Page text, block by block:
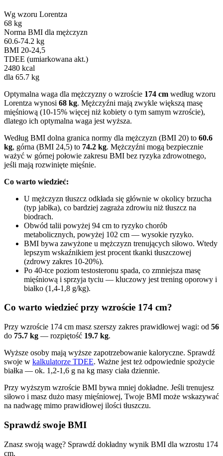
Wg wzoru Lorentza
68 kg
Norma BMI dla mężczyzn
60.6-74.2 kg
BMI 20-24,5
TDEE (umiarkowana akt.)
2480 kcal
dla 65.7 kg
Optymalna waga dla mężczyzny o wzroście 174 cm według wzoru
Lorentza wynosi 68 kg. Mężczyźni mają zwykle większą masę
mięśniową (10-15% więcej niż kobiety o tym samym wzroście),
dlatego ich optymalna waga jest wyższa.
Według BMI dolna granica normy dla mężczyzn (BMI 20) to 60.6
kg, górna (BMI 24,5) to 74.2 kg. Mężczyźni mogą bezpiecznie
ważyć w górnej połowie zakresu BMI bez ryzyka zdrowotnego,
jeśli mają rozwinięte mięśnie.
Co warto wiedzieć:
U mężczyzn tłuszcz odkłada się głównie w okolicy brzucha
(typ jabłka), co bardziej zagraża zdrowiu niż tłuszcz na
biodrach.
Obwód talii powyżej 94 cm to ryzyko chorób
metabolicznych, powyżej 102 cm — wysokie ryzyko.
BMI bywa zawyżone u mężczyzn trenujących siłowo. Wtedy
lepszym wskaźnikiem jest procent tkanki tłuszczowej
(zdrowy zakres 10-20%).
Po 40-tce poziom testosteronu spada, co zmniejsza masę
mięśniową i sprzyja tyciu — kluczowy jest trening oporowy i
białko (1,4-1,8 g/kg).
Co warto wiedzieć przy wzroście 174 cm?
Przy wzroście 174 cm masz szerszy zakres prawidłowej wagi: od 56
do 75.7 kg — rozpiętość 19.7 kg.
Wyższe osoby mają wyższe zapotrzebowanie kaloryczne. Sprawdź
swoje w kalkulatorze TDEE. Ważne jest też odpowiednie spożycie
białka — ok. 1,2-1,6 g na kg masy ciała dziennie.
Przy wyższym wzroście BMI bywa mniej dokładne. Jeśli trenujesz
siłowo i masz dużo masy mięśniowej, Twoje BMI może wskazywać
na nadwagę mimo prawidłowej ilości tłuszczu.
Sprawdź swoje BMI
Znasz swoją wagę? Sprawdź dokładny wynik BMI dla wzrostu 174
cm.